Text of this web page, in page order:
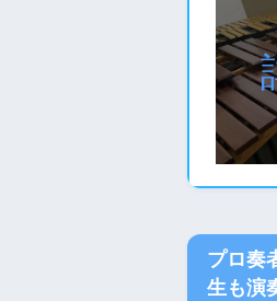
プロ奏
生も演